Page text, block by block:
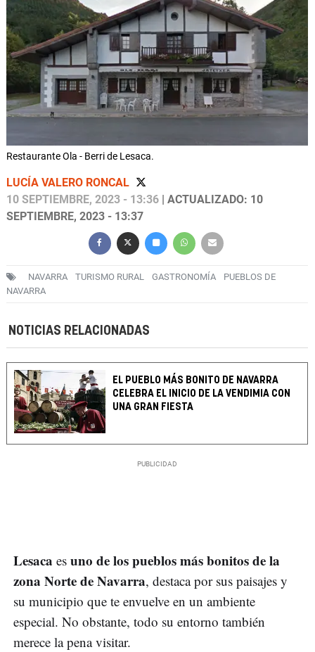
Restaurante Ola - Berri de Lesaca.
LUCÍA VALERO RONCAL
10 SEPTIEMBRE, 2023 - 13:36 | ACTUALIZADO: 10
SEPTIEMBRE, 2023 - 13:37
NAVARRA TURISMO RURAL GASTRONOMÍA
PUEBLOS DE
NAVARRA
NOTICIAS RELACIONADAS
EL PUEBLO MÁS BONITO DE NAVARRA
CELEBRA EL INICIO DE LA VENDIMIA CON
UNA GRAN FIESTA
Lesaca es uno de los pueblos más bonitos de la
zona Norte de Navarra, destaca por sus paisajes y
su municipio que te envuelve en un ambiente
especial. No obstante, todo su entorno también
merece la pena visitar.